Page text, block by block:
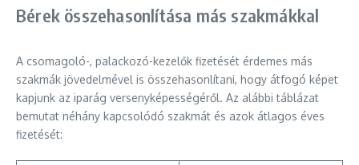
Bérek összehasonlítása más szakmákkal
A csomagoló-, palackozó-kezelők fizetését érdemes más
szakmák jövedelmével is összehasonlítani, hogy átfogó képet
kapjunk az iparág versenyképességéről. Az alábbi táblázat
bemutat néhány kapcsolódó szakmát és azok átlagos éves
fizetését: